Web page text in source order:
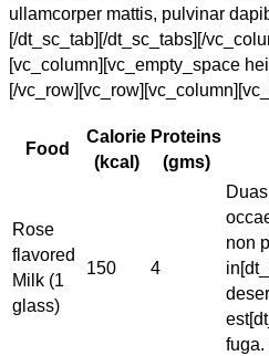
ullamcorper mattis, pulvinar
[/dt_sc_tab][/dt_sc_tabs][/
[vc_column][vc_empty_space
[/
Food
Calorie
(kcal)
Proteins
(gms)
Rose
flavored
Milk (1
glass)
150 4
non
fuga.